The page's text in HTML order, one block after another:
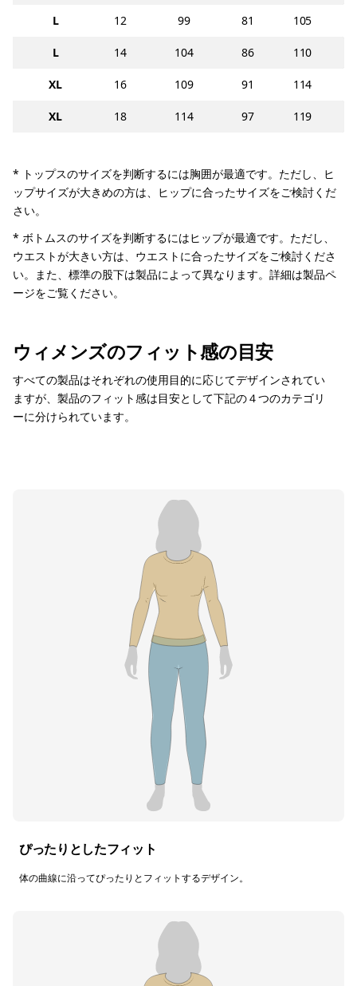
L 12 99 81 105
L 14 104 86 110
XL 16 109 91 114
XL 18 114 97 119
* トップスのサイズを判断するには胸囲が最適です。ただし、ヒ
ップサイズが大きめの方は、ヒップに合ったサイズをご検討くだ
さい。
* ボトムスのサイズを判断するにはヒップが最適です。ただし、
ウエストが大きい方は、ウエストに合ったサイズをご検討くださ
い。また、標準の股下は製品によって異なります。詳細は製品ペ
ージをご覧ください。
ウィメンズのフィット感の目安
すべての製品はそれぞれの使用目的に応じてデザインされてい
ますが、製品のフィット感は目安として下記の４つのカテゴリ
ーに分けられています。
ぴったりとしたフィット
体の曲線に沿ってぴったりとフィットするデザイン。